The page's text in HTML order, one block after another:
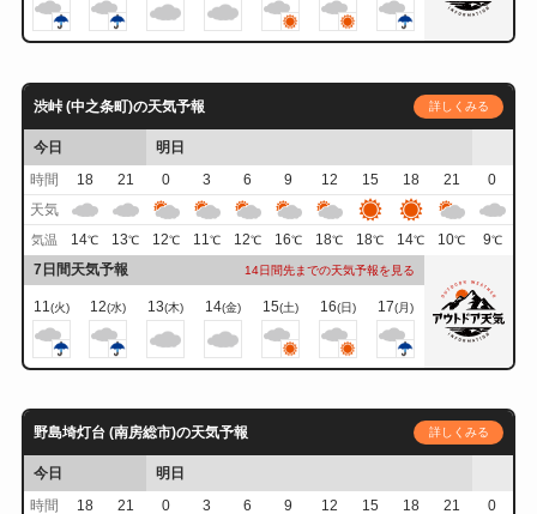
渋峠 (中之条町)の天気予報 詳しくみる
今日
明日
時間
18 21 0 3 6 9 12 15 18 21
0
天気
気温 14℃ 13℃ 12℃ 11℃ 12℃ 16℃ 18℃ 18℃ 14℃ 10℃ 9℃
7日間天気予報 14日間先までの天気予報を見る
11(火) 12(水) 13(木) 14(金) 15(土) 16(日) 17(月)
野島埼灯台 (南房総市)の天気予報 詳しくみる
今日
明日
時間
18 21 0 3 6 9 12 15 18 21
0